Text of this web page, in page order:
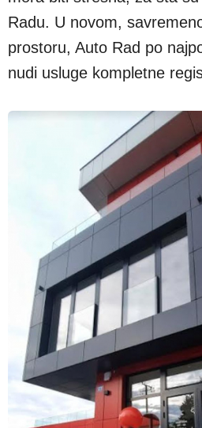
Radu. U novom,
prostoru, Auto Rad po
nudi usluge kompletne